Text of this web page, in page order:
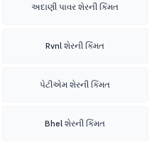
અદાણી પાવર શેરની કિંમત
Rvnl શેરની કિંમત
પેટીએમ શેરની કિંમત
Bhel શેરની કિંમત